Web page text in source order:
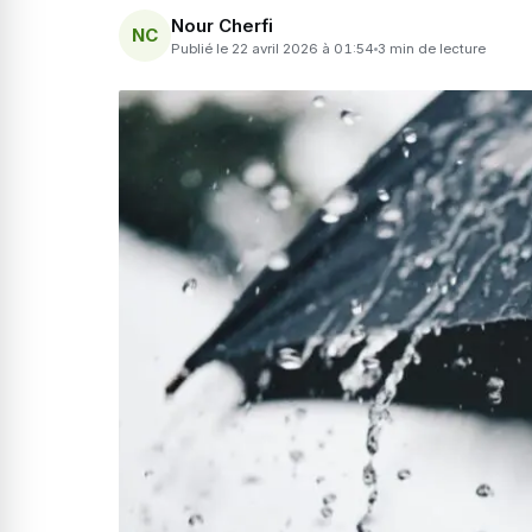
NC Nour Cherfi
Publié le 22 avril 2026 à 01:54 3 min de lecture